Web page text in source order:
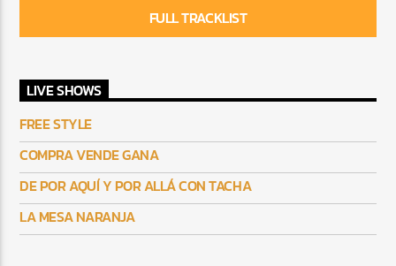
FULL TRACKLIST
LIVE SHOWS
FREE STYLE
COMPRA VENDE GANA
DE POR AQUÍ Y POR ALLÁ CON TACHA
LA MESA NARANJA